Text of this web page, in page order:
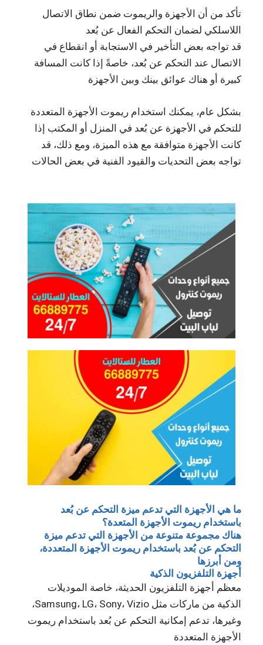
تأكد من أن الأجهزة والريموت ضمن نطاق الاتصال
اللاسلكي لضمان التحكم الفعال عن بُعد
قد تواجه بعض التأخير في الاستجابة أو انقطاع في
الاتصال عند التحكم عن بُعد، خاصةً إذا كانت المسافة
كبيرة أو هناك عوائق بينك وبين الأجهزة
بشكل عام، يمكنك استخدام ريموت الأجهزة المتعددة
للتحكم في الأجهزة عن بُعد في المنزل أو المكتب إذا
كانت الأجهزة متوافقة مع هذه الميزة، ومع ذلك، قد
تواجه بعض التحديات والقيود الفنية في بعض الحالات
ما هي الأجهزة التي تدعم ميزة التحكم عن بُعد
باستخدام ريموت الأجهزة المتعدة؟
هناك مجموعة متنوعة من الأجهزة التي تدعم ميزة
التحكم عن بُعد باستخدام ريموت الأجهزة المتعددة،
ومن أبرزها
أجهزة التلفزيون الذكية
معظم أجهزة التلفزيون الحديثة، خاصة الموديلات
الذكية من ماركات مثل Samsung، LG، Sony، Vizio،
وغيرها، تدعم إمكانية التحكم عن بُعد باستخدام ريموت
الأجهزة المتعددة